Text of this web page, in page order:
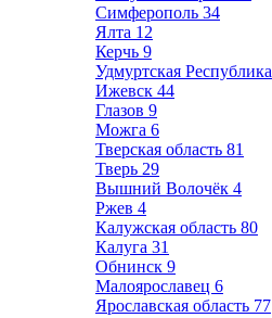
Симферополь 34
Ялта 12
Керчь 9
Удмуртская Республика
Ижевск 44
Глазов 9
Можга 6
Тверская область 81
Тверь 29
Вышний Волочёк 4
Ржев 4
Калужская область 80
Калуга 31
Обнинск 9
Малоярославец 6
Ярославская область 77